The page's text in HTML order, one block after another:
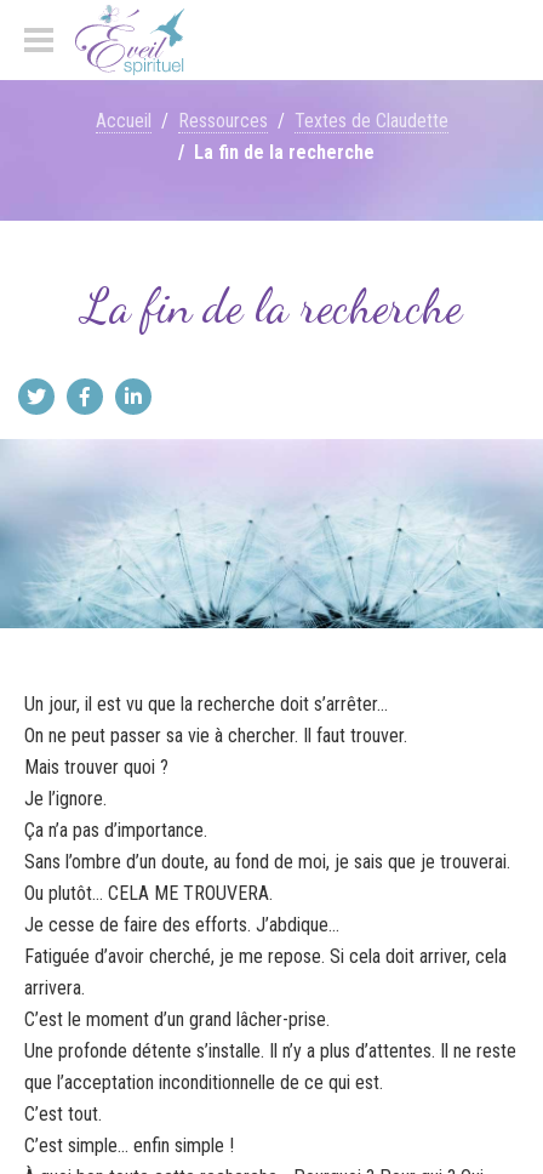
Accueil Ressources
Textes de Claudette
La fin de la recherche
La fin de la recherche
Un jour, il est vu que la recherche doit s’arrêter...
On ne peut passer sa vie à chercher. Il faut trouver.
Mais trouver quoi ?
Je l’ignore.
Ça n’a pas d’importance.
Sans l’ombre d’un doute, au fond de moi, je sais que je trouverai.
Ou plutôt… CELA ME TROUVERA.
Je cesse de faire des efforts. J’abdique…
Fatiguée d’avoir cherché, je me repose. Si cela doit arriver, cela
arrivera.
C’est le moment d’un grand lâcher-prise.
Une profonde détente s’installe. Il n’y a plus d’attentes. Il ne reste
que l’acceptation inconditionnelle de ce qui est.
C’est tout.
C’est simple… enfin simple !